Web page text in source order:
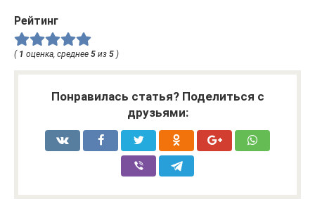
Рейтинг
( 1 оценка, среднее 5 из 5 )
Понравилась статья? Поделиться с
друзьями: